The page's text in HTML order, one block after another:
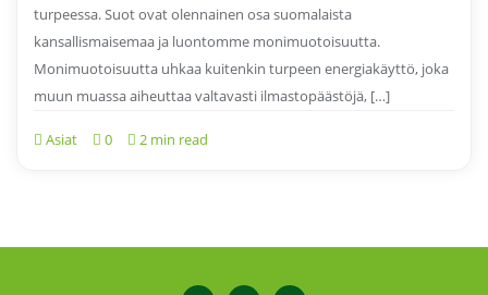
turpeessa. Suot ovat olennainen osa suomalaista
kansallismaisemaa ja luontomme monimuotoisuutta.
Monimuotoisuutta uhkaa kuitenkin turpeen energiakäyttö, joka
muun muassa aiheuttaa valtavasti ilmastopäästöjä, […]
Asiat 0 2 min read